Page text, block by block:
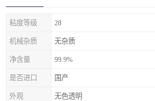
粘度等级 28
机械杂质 无杂质
净含量 99.9%
是否进口 国产
外观 无色透明